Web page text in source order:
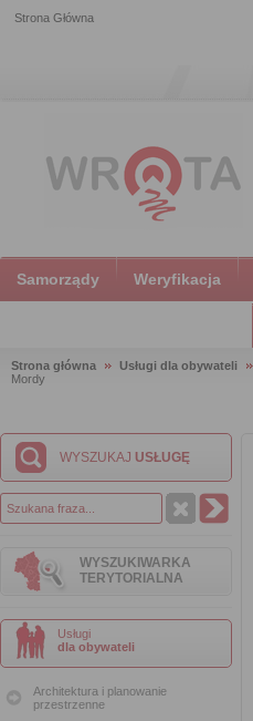
Strona Główna
Samorządy Weryfikacja
Strona główna Usługi dla obywateli
Mordy
WYSZUKAJ USŁUGĘ
WYSZUKIWARKA
TERYTORIALNA
Usługi
dla obywateli
Architektura i planowanie
przestrzenne